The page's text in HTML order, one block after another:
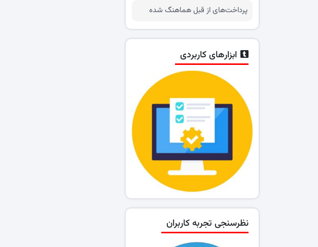
پرداخت‌های از قبل هماهنگ شده
ابزارهای کاربردی
نظرسنجی تجربه کاربران